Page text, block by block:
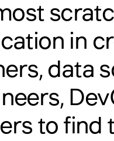
in
data
to find